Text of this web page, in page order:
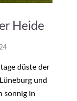
Heide
düste der
und
sonnig in